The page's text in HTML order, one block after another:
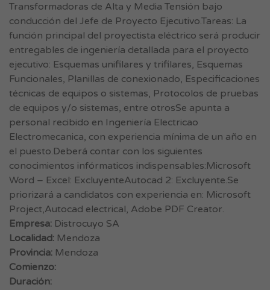
Transformadoras de Alta y Media Tensión bajo
conducción del Jefe de Proyecto Ejecutivo.Tareas: La
función principal del proyectista eléctrico será producir
entregables de ingeniería detallada para el proyecto
ejecutivo: Esquemas unifilares y trifilares, Esquemas
Funcionales, Planillas de conexionado, Especificaciones
técnicas de equipos o sistemas, Protocolos de pruebas
de equipos y/o sistemas, entre otrosSe apunta a
personal recibido en Ingeniería Electricao
Electromecanica, con experiencia mínima de un año en
el puesto.Deberá contar con los siguientes
conocimientos infórmaticos indispensables:Microsoft
Word – Excel: ExcluyenteAutocad 2: Excluyente.Se
priorizará a candidatos con experiencia en: Microsoft
Project,Autocad electrical, Adobe PDF Creator.
Empresa: Distrocuyo SA
Localidad: Mendoza
Provincia: Mendoza
Comienzo:
Duración: